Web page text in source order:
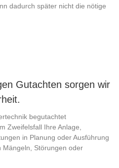
dadurch später nicht die nötige
Gutachten sorgen wir
begutachtet
Zweifelsfall Ihre Anlage,
in Planung oder Ausführung
Mängeln, Störungen oder